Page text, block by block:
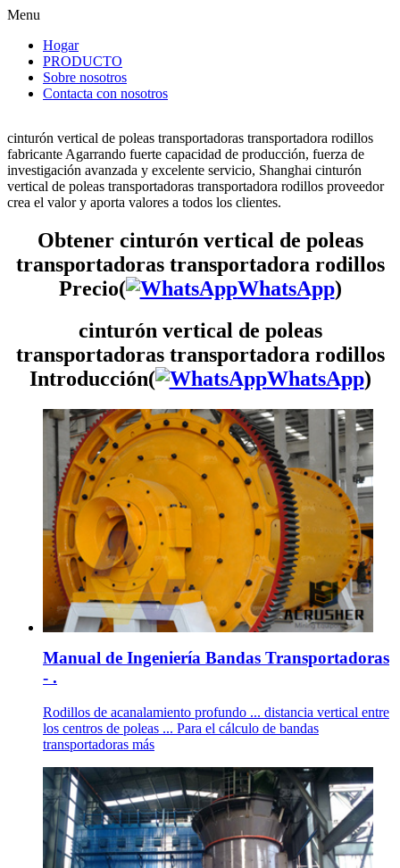
Menu
Hogar
PRODUCTO
Sobre nosotros
Contacta con nosotros
cinturón vertical de poleas transportadoras transportadora rodillos
fabricante Agarrando fuerte capacidad de producción, fuerza de
investigación avanzada y excelente servicio, Shanghai cinturón
vertical de poleas transportadoras transportadora rodillos proveedor
crea el valor y aporta valores a todos los clientes.
Obtener cinturón vertical de poleas
transportadoras transportadora rodillos
Precio(
WhatsApp)
cinturón vertical de poleas
transportadoras transportadora rodillos
Introducción(
WhatsApp)
Manual de Ingeniería Bandas Transportadoras
- .
Rodillos de acanalamiento profundo ... distancia vertical entre
los centros de poleas ... Para el cálculo de bandas
transportadoras más